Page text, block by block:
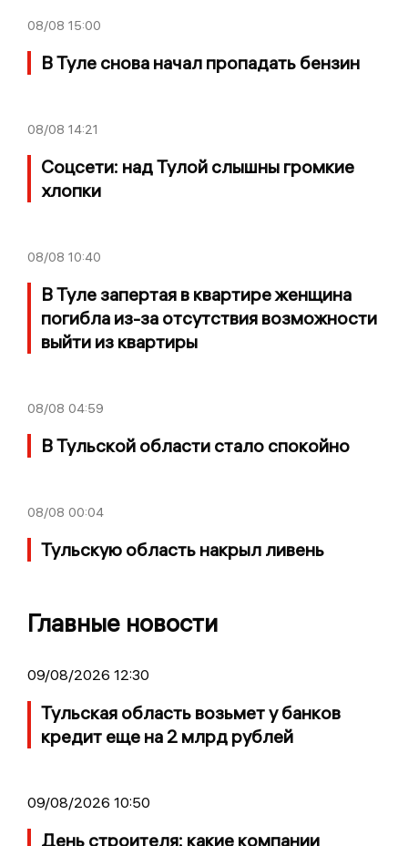
08/08 15:00
В Туле снова начал пропадать бензин
08/08 14:21
Соцсети: над Тулой слышны громкие
хлопки
08/08 10:40
В Туле запертая в квартире женщина
погибла из-за отсутствия возможности
выйти из квартиры
08/08 04:59
В Тульской области стало спокойно
08/08 00:04
Тульскую область накрыл ливень
Главные новости
09/08/2026 12:30
Тульская область возьмет у банков
кредит еще на 2 млрд рублей
09/08/2026 10:50
День строителя: какие компании